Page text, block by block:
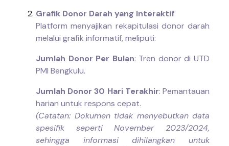
Grafik Donor Darah yang Interaktif
Platform menyajikan rekapitulasi donor darah
melalui grafik informatif, meliputi:
Jumlah Donor Per Bulan: Tren donor di UTD
PMI Bengkulu.
Jumlah Donor 30 Hari Terakhir: Pemantauan
harian untuk respons cepat.
(Catatan: Dokumen tidak menyebutkan data
spesifik seperti November 2023/2024,
sehingga informasi dihilangkan untuk